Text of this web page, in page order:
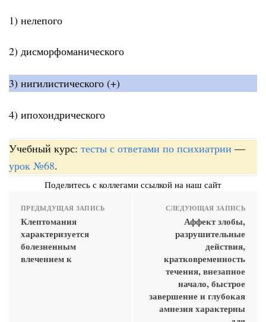
1) нелепого
2) дисморфоманического
3) нигилистического (+)
4) ипохондрического
Учебный курс: тесты с ответами по психиатрии —
урок №68.
Поделитесь с коллегами ссылкой на наш сайт
ПРЕДЫДУЩАЯ ЗАПИСЬ
Клептомания
характеризуется
болезненным
влечением к
СЛЕДУЮЩАЯ ЗАПИСЬ
Аффект злобы,
разрушительные
действия,
кратковременность
течения, внезапное
начало, быстрое
завершение и глубокая
амнезия характерны